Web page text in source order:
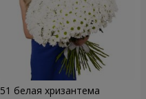
51 белая хризантема